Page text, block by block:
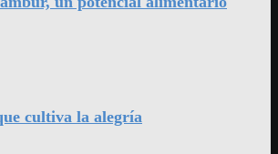
cultiva la alegría